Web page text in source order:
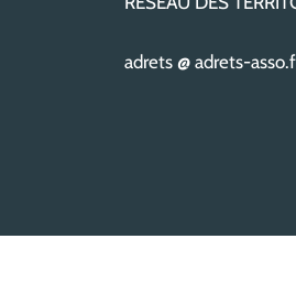
adrets @ adrets-